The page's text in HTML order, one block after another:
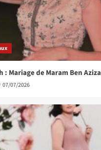
: Mariage de Maram Ben Aziza
07/07/2026